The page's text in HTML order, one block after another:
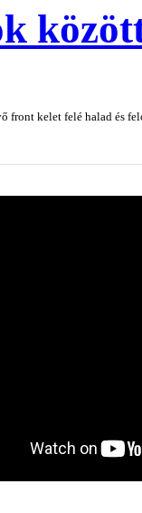
front kelet felé halad és